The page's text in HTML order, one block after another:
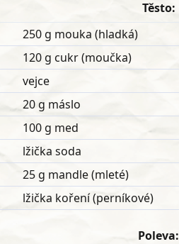
Těsto:
250 g mouka (hladká)
120 g cukr (moučka)
vejce
20 g máslo
100 g med
lžička soda
25 g mandle (mleté)
lžička koření (perníkové)
Poleva: